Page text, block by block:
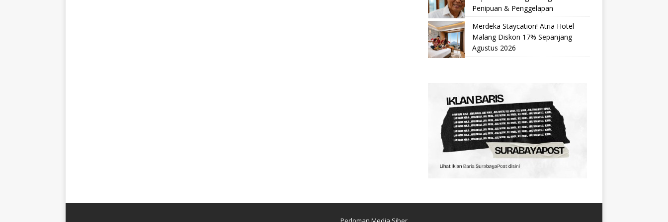
Penipuan & Penggelapan
Merdeka Staycation! Atria Hotel
Malang Diskon 17% Sepanjang
Agustus 2026